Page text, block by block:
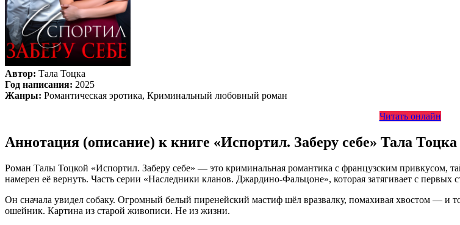
Автор: Тала Тоцка
Год написания: 2025
Жанры: Романтическая эротика, Криминальный любовный роман
Читать онлайн
Аннотация (описание) к книге «Испортил. Заберу себе» Тала Тоцка
Роман Талы Тоцкой «Испортил. Заберу себе» — это криминальная романтика с французским
намерен её вернуть. Часть серии «Наследники кланов. Джардино-Фальцоне», которая затягивает с первых
Он сначала увидел собаку. Огромный белый пиренейский мастиф шёл вразвалку, помахивая хвостом — и
ошейник. Картина из старой живописи. Не из жизни.